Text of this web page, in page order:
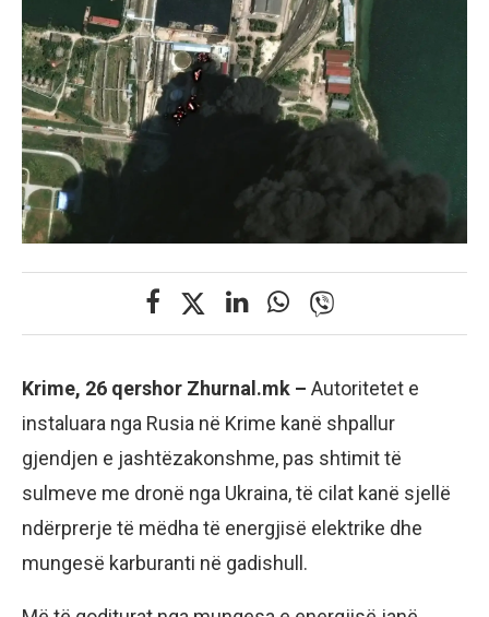
Krime, 26 qershor Zhurnal.mk – Autoritetet e
instaluara nga Rusia në Krime kanë shpallur
gjendjen e jashtëzakonshme, pas shtimit të
sulmeve me dronë nga Ukraina, të cilat kanë sjellë
ndërprerje të mëdha të energjisë elektrike dhe
mungesë karburanti në gadishull.